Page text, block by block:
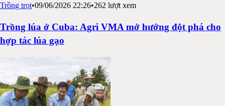
Trồng trọt•09/06/2026 22:26•262 lượt xem
Trồng lúa ở Cuba: Agri VMA mở hướng đột phá cho
hợp tác lúa gạo